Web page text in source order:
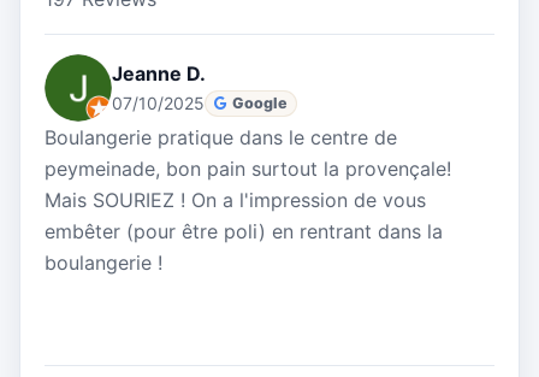
Jeanne D.
07/10/2025 Google
Boulangerie pratique dans le centre de
peymeinade, bon pain surtout la provençale!
Mais SOURIEZ ! On a l'impression de vous
embêter (pour être poli) en rentrant dans la
boulangerie !